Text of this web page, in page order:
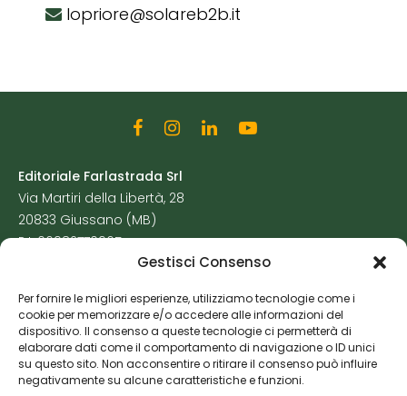
Gestisci Consenso
Per fornire le migliori esperienze, utilizziamo tecnologie come i
cookie per memorizzare e/o accedere alle informazioni del
dispositivo. Il consenso a queste tecnologie ci permetterà di
elaborare dati come il comportamento di navigazione o ID unici
su questo sito. Non acconsentire o ritirare il consenso può influire
negativamente su alcune caratteristiche e funzioni.
lopriore@solareb2b.it
Editoriale Farlastrada Srl
Via Martiri della Libertà, 28
20833 Giussano (MB)
P.I. 06982770965
Cookie Policy
Risorse Aggiuntive